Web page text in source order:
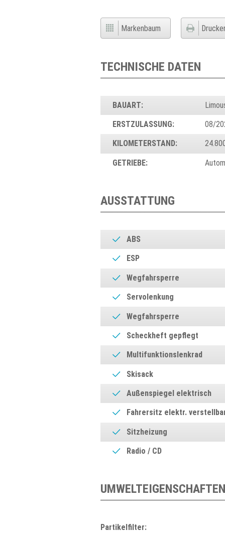
Markenbaum
TECHNISCHE DATEN
BAUART:
ERSTZULASSUNG: 08/
KILOMETERSTAND:
GETRIEBE:
AUSSTATTUNG
ABS
ESP
Wegfahrsperre
Servolenkung
Wegfahrsperre
Scheckheft gepflegt
Multifunktionslenkrad
Skisack
Außenspiegel elektrisch
Fahrersitz elektr.
Sitzheizung
Radio / CD
Partikelfilter: